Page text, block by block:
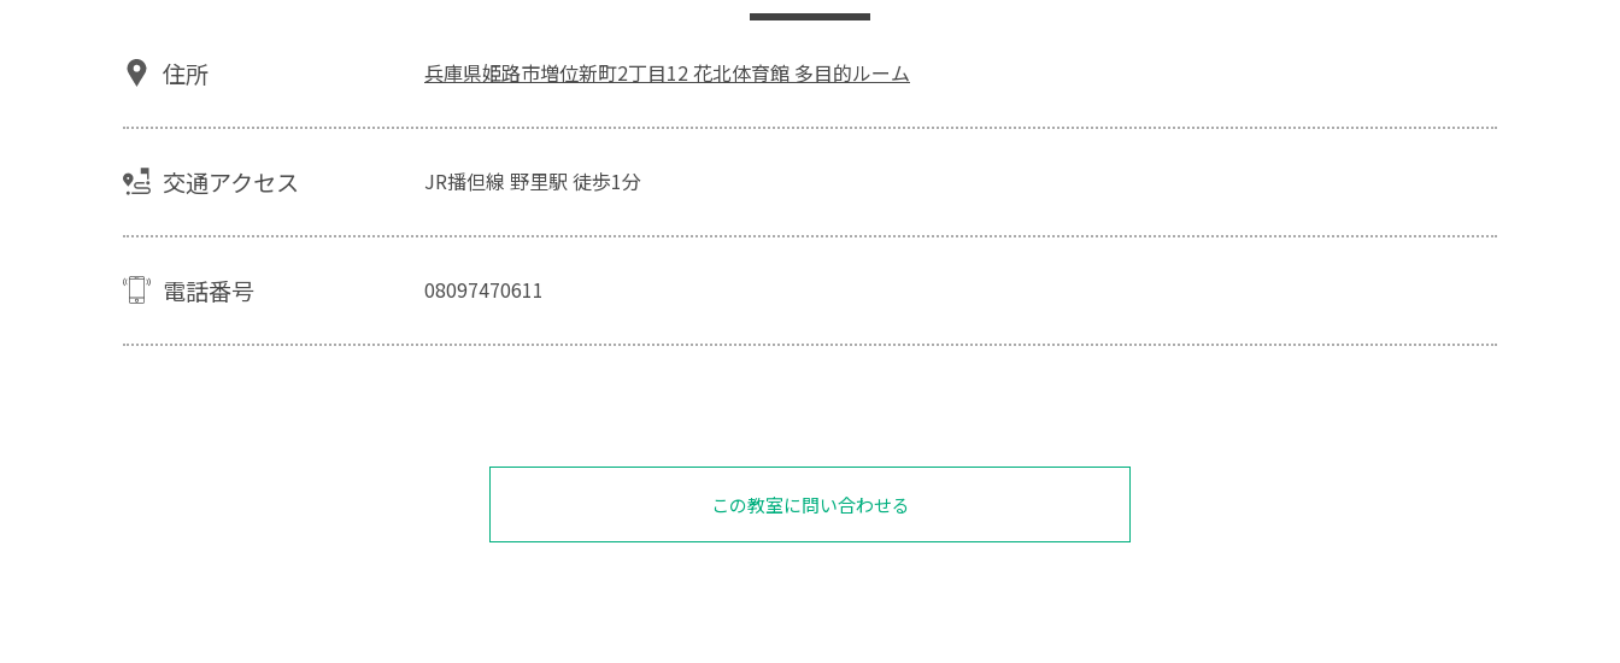
住所 兵庫県姫路市増位新町2丁目12 花北体育館 多目的ルーム
交通アクセス JR播但線 野里駅 徒歩1分
電話番号 08097470611
この教室に問い合わせる